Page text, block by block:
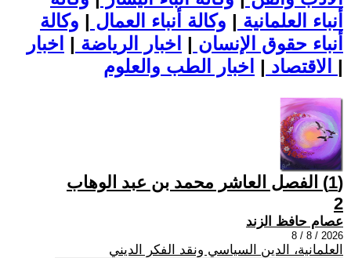
أنباء العلمانية | وكالة أنباء العمال | وكالة
أنباء حقوق الإنسان | اخبار الرياضة | اخبار
الاقتصاد | |
(1) الفصل العاشر محمد بن عبد الوهاب
2
عصام حافظ الزند
2026 / 8 / 8
العلمانية، الدين السياسي ونقد الفكر الديني